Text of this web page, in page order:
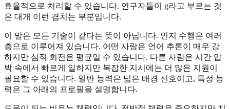
효율적으로 처리할 수 있습니다. 연구자들이 g라고 부르는 것
은 대개 이런 겹치는 부분입니다.
이 말은 모든 기술이 같다는 뜻이 아닙니다. 인지 수행은 여러
층으로 이루어져 있습니다. 어떤 사람은 언어 추론이 매우 강
하지만 심적 회전은 평균일 수 있습니다. 다른 사람은 시간 압
박 속에서 빠르게 일하지만 복잡한 지시에는 더 많은 지원이
필요할 수 있습니다. 일반 능력은 넓은 배경 신호이고, 특정 능
력은 그 아래의 프로필을 설명합니다.